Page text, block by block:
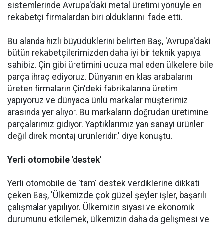
sistemlerinde Avrupa'daki metal üretimi yönüyle en
rekabetçi firmalardan biri olduklarını ifade etti.
Bu alanda hızlı büyüdüklerini belirten Baş, 'Avrupa'daki
bütün rekabetçilerimizden daha iyi bir teknik yapıya
sahibiz. Çin gibi üretimini ucuza mal eden ülkelere bile
parça ihraç ediyoruz. Dünyanın en klas arabalarını
üreten firmaların Çin'deki fabrikalarına üretim
yapıyoruz ve dünyaca ünlü markalar müşterimiz
arasında yer alıyor. Bu markaların doğrudan üretimine
parçalarımız gidiyor. Yaptıklarımız yan sanayi ürünler
değil direk montaj ürünleridir.' diye konuştu.
Yerli otomobile 'destek'
Yerli otomobile de 'tam' destek verdiklerine dikkati
çeken Baş, 'Ülkemizde çok güzel şeyler işler, başarılı
çalışmalar yapılıyor. Ülkemizin siyasi ve ekonomik
durumunu etkilemek, ülkemizin daha da gelişmesi ve